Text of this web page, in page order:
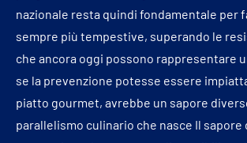
nazionale resta quindi fondamentale per
sempre più tempestive, superando le
che ancora oggi possono rappresentare
se la prevenzione potesse essere
piatto gourmet, avrebbe un sapore
parallelismo culinario che nasce Il sapore